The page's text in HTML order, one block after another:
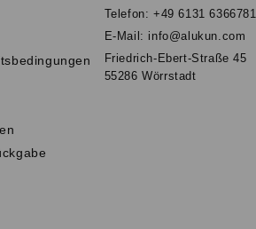
Telefon: +49 6131 6366781
E-Mail: info@alukun.com
Friedrich-Ebert-Straße 45
55286 Wörrstadt